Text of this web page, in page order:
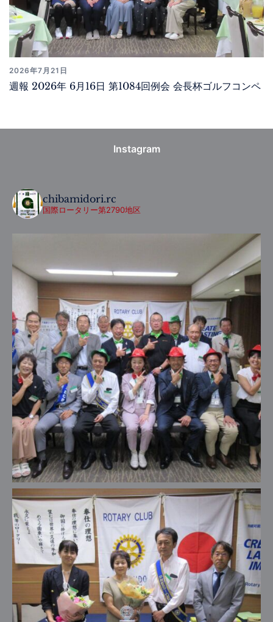
2026年7月21日
週報 2026年 6月16日 第1084回例会 会長杯ゴルフコンペ
Instagram
chibamidori.rc
国際ロータリー第2790地区